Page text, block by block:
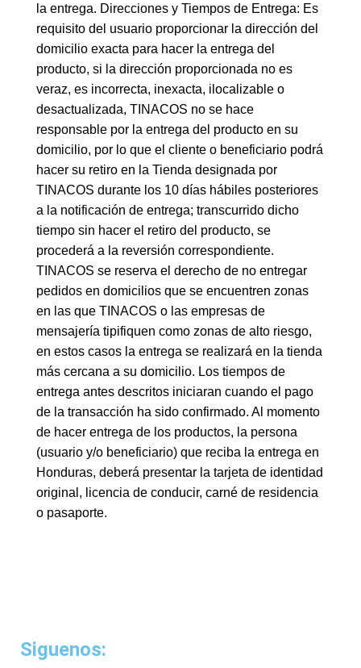
la entrega. Direcciones y Tiempos de Entrega: Es
requisito del usuario proporcionar la dirección del
domicilio exacta para hacer la entrega del
producto, si la dirección proporcionada no es
veraz, es incorrecta, inexacta, ilocalizable o
desactualizada, TINACOS no se hace
responsable por la entrega del producto en su
domicilio, por lo que el cliente o beneficiario podrá
hacer su retiro en la Tienda designada por
TINACOS durante los 10 días hábiles posteriores
a la notificación de entrega; transcurrido dicho
tiempo sin hacer el retiro del producto, se
procederá a la reversión correspondiente.
TINACOS se reserva el derecho de no entregar
pedidos en domicilios que se encuentren zonas
en las que TINACOS o las empresas de
mensajería tipifiquen como zonas de alto riesgo,
en estos casos la entrega se realizará en la tienda
más cercana a su domicilio. Los tiempos de
entrega antes descritos iniciaran cuando el pago
de la transacción ha sido confirmado. Al momento
de hacer entrega de los productos, la persona
(usuario y/o beneficiario) que reciba la entrega en
Honduras, deberá presentar la tarjeta de identidad
original, licencia de conducir, carné de residencia
o pasaporte.
Siguenos: